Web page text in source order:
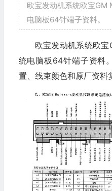
欧宝发动机系统欧宝
电脑板64针端子资料。
欧宝发动机系统欧
统电脑板64针端子资料
置、线束颜色和原厂资料